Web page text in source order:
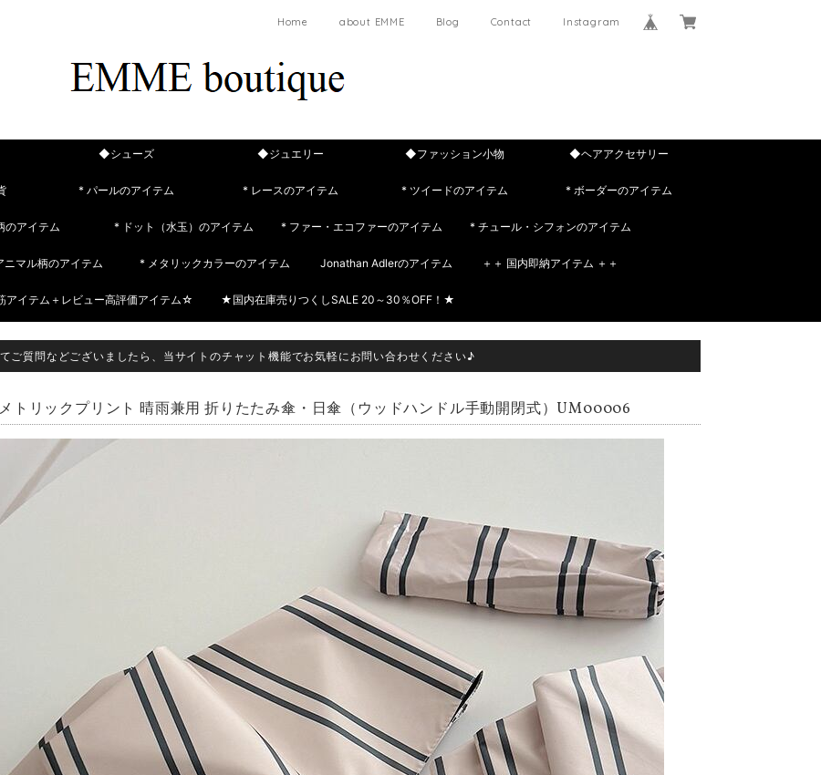
Home about EMME Blog Contact Instagram
◆シューズ ◆ジュエリー ◆ファッション小物 ◆ヘアアクセサリー
* パールのアイテム * レースのアイテム * ツイードのアイテム * ボーダーのアイテム
のアイテム * ドット（水玉）のアイテム * ファー・エコファーのアイテム * チュール・シフォンのアイテム
ニマル柄のアイテム * メタリックカラーのアイテム Jonathan Adlerのアイテム ＋＋ 国内即納アイテム ＋＋
アイテム＋レビュー高評価アイテム☆ ★国内在庫売りつくしSALE 20～30％OFF！★
ご質問などございましたら、当サイトのチャット機能でお気軽にお問い合わせください♪
トリックプリント 晴雨兼用 折りたたみ傘・日傘（ウッドハンドル手動開閉式）UM00006